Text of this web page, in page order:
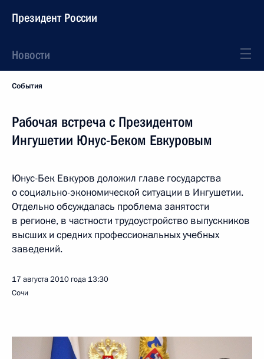
Президент России
Новости
События
Рабочая встреча с Президентом
Ингушетии Юнус-Беком Евкуровым
Юнус-Бек Евкуров доложил главе государства
о социально-экономической ситуации в Ингушетии.
Отдельно обсуждалась проблема занятости
в регионе, в частности трудоустройство выпускников
высших и средних профессиональных учебных
заведений.
17 августа 2010 года 13:30
Сочи